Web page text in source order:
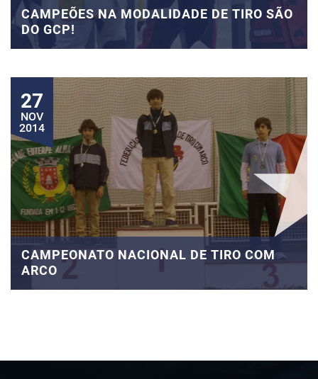
CAMPEÕES NA MODALIDADE DE TIRO SÃO
DO GCP!
27
NOV
2014
CAMPEONATO NACIONAL DE TIRO COM
ARCO